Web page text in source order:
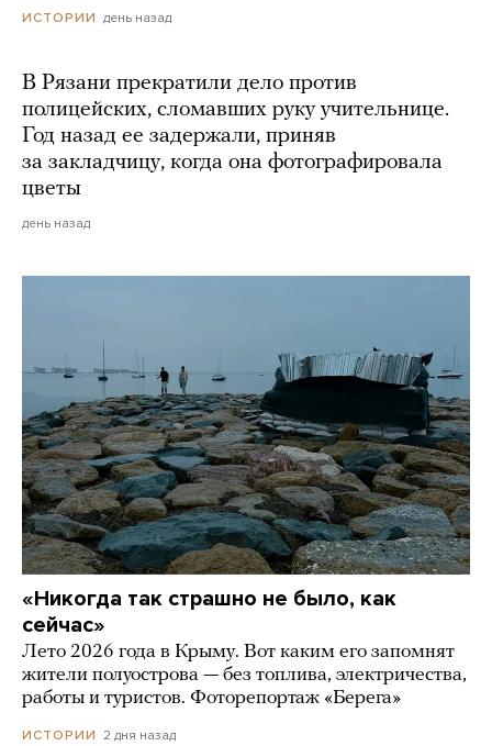
ИСТОРИИ день назад
В Рязани прекратили дело против
полицейских, сломавших руку учительнице.
Год назад ее задержали, приняв
за закладчицу, когда она фотографировала
цветы
день назад
«Никогда так страшно не было, как
сейчас»
Лето 2026 года в Крыму. Вот каким его запомнят
жители полуострова — без топлива, электричества,
работы и туристов. Фоторепортаж «Берега»
ИСТОРИИ 2 дня назад